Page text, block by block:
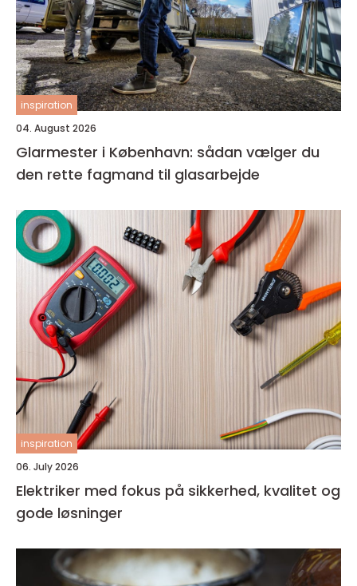
inspiration
04. August 2026
Glarmester i København: sådan vælger du
den rette fagmand til glasarbejde
inspiration
06. July 2026
Elektriker med fokus på sikkerhed, kvalitet og
gode løsninger